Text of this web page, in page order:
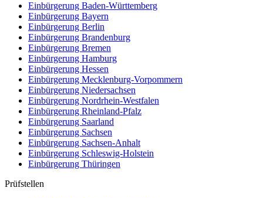
Einbürgerung Baden-Württemberg
Einbürgerung Bayern
Einbürgerung Berlin
Einbürgerung Brandenburg
Einbürgerung Bremen
Einbürgerung Hamburg
Einbürgerung Hessen
Einbürgerung Mecklenburg-Vorpommern
Einbürgerung Niedersachsen
Einbürgerung Nordrhein-Westfalen
Einbürgerung Rheinland-Pfalz
Einbürgerung Saarland
Einbürgerung Sachsen
Einbürgerung Sachsen-Anhalt
Einbürgerung Schleswig-Holstein
Einbürgerung Thüringen
Prüfstellen